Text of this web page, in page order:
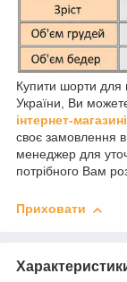
Купити шорти для
України, Ви
інтернет-
своє замовлення
менеджер для
потрібного Вам
Приховати